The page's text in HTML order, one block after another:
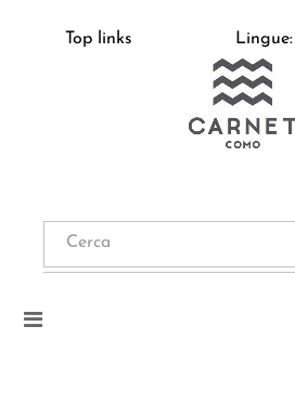
Top links Lingue:
Navigazione